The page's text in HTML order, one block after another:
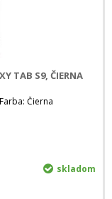
TAB S9, ČIERNA
Čierna
skladom